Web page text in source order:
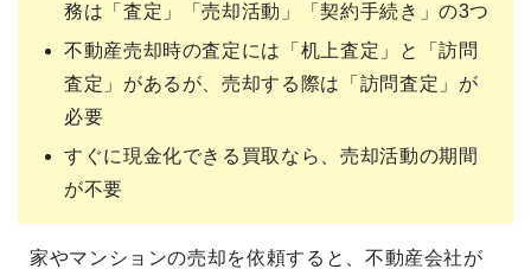
務は「査定」「売却活動」「契約手続き」の3つ
不動産売却時の査定には「机上査定」と「訪問
査定」があるが、売却する際は「訪問査定」が
必要
すぐに現金化できる買取なら、売却活動の期間
が不要
家やマンションの売却を依頼すると、不動産会社が